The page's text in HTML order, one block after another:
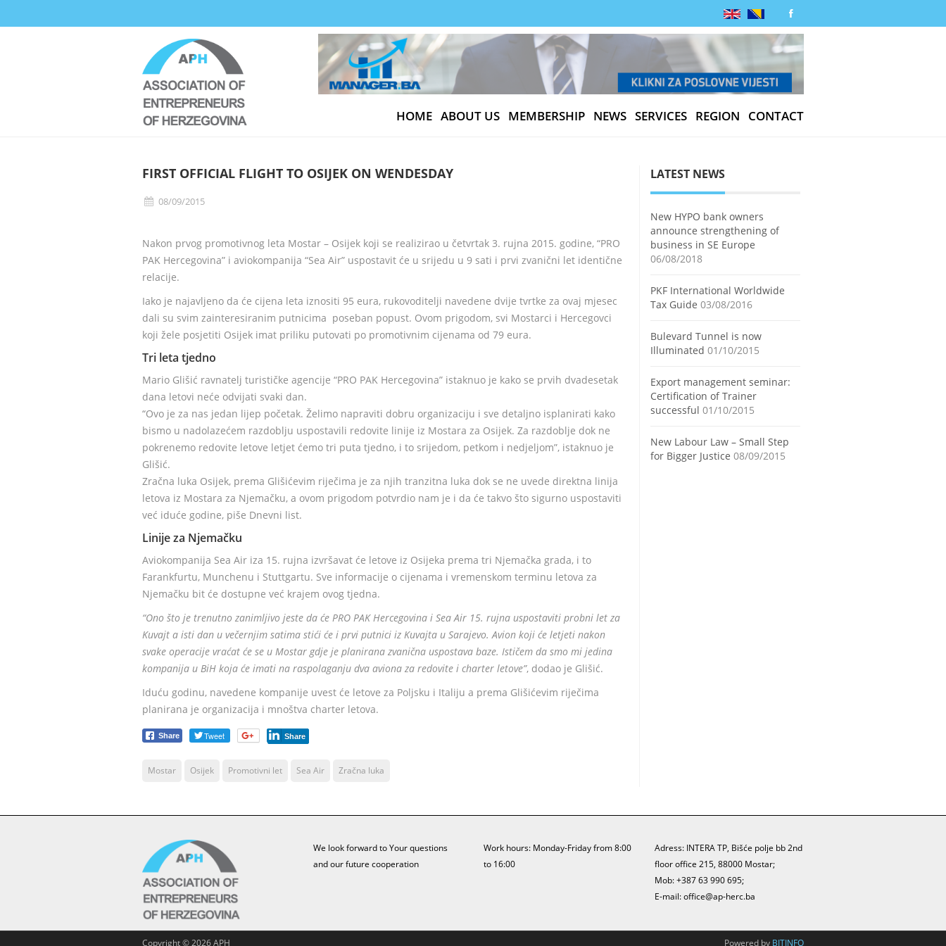
HOME ABOUT US MEMBERSHIP NEWS SERVICES REGION CONTACT
FIRST OFFICIAL FLIGHT TO OSIJEK ON WENDESDAY
08/09/2015
Nakon prvog promotivnog leta Mostar – Osijek koji se realizirao u četvrtak 3. rujna 2015. godine, “PRO
PAK Hercegovina” i aviokompanija “Sea Air” uspostavit će u srijedu u 9 sati i prvi zvanični let identične
relacije.
Iako je najavljeno da će cijena leta iznositi 95 eura, rukovoditelji navedene dvije tvrtke za ovaj mjesec
dali su svim zainteresiranim putnicima poseban popust. Ovom prigodom, svi Mostarci i Hercegovci
koji žele posjetiti Osijek imat priliku putovati po promotivnim cijenama od 79 eura.
Tri leta tjedno
Mario Glišić ravnatelj turističke agencije “PRO PAK Hercegovina” istaknuo je kako se prvih dvadesetak
dana letovi neće odvijati svaki dan.
“Ovo je za nas jedan lijep početak. Želimo napraviti dobru organizaciju i sve detaljno isplanirati kako
bismo u nadolazećem razdoblju uspostavili redovite linije iz Mostara za Osijek. Za razdoblje dok ne
pokrenemo redovite letove letjet ćemo tri puta tjedno, i to srijedom, petkom i nedjeljom”, istaknuo je
Glišić.
Zračna luka Osijek, prema Glišićevim riječima je za njih tranzitna luka dok se ne uvede direktna linija
letova iz Mostara za Njemačku, a ovom prigodom potvrdio nam je i da će takvo što sigurno uspostaviti
već iduće godine, piše Dnevni list.
Linije za Njemačku
Aviokompanija Sea Air iza 15. rujna izvršavat će letove iz Osijeka prema tri Njemačka grada, i to
Farankfurtu, Munchenu i Stuttgartu. Sve informacije o cijenama i vremenskom terminu letova za
Njemačku bit će dostupne već krajem ovog tjedna.
“Ono što je trenutno zanimljivo jeste da će PRO PAK Hercegovina i Sea Air 15. rujna uspostaviti probni let za
Kuvajt a isti dan u večernjim satima stići će i prvi putnici iz Kuvajta u Sarajevo. Avion koji će letjeti nakon
svake operacije vraćat će se u Mostar gdje je planirana zvanična uspostava baze. Ističem da smo mi jedina
kompanija u BiH koja će imati na raspolaganju dva aviona za redovite i charter letove”, dodao je Glišić.
Iduću godinu, navedene kompanije uvest će letove za Poljsku i Italiju a prema Glišićevim riječima
planirana je organizacija i mnoštva charter letova.
Share Tweet Share
Mostar Osijek Promotivni let Sea Air Zračna luka
LATEST NEWS
New HYPO bank owners
announce strengthening of
business in SE Europe
06/08/2018
PKF International Worldwide
Tax Guide 03/08/2016
Bulevard Tunnel is now
Illuminated 01/10/2015
Export management seminar:
Certification of Trainer
successful 01/10/2015
New Labour Law – Small Step
for Bigger Justice 08/09/2015
We look forward to Your questions
and our future cooperation
Work hours: Monday-Friday from 8:00
to 16:00
Adress: INTERA TP, Bišće polje bb 2nd
floor office 215, 88000 Mostar;
Mob: +387 63 990 695;
E-mail:office@ap-herc.ba
Copyright ©2026 APH Powered by BITINFO